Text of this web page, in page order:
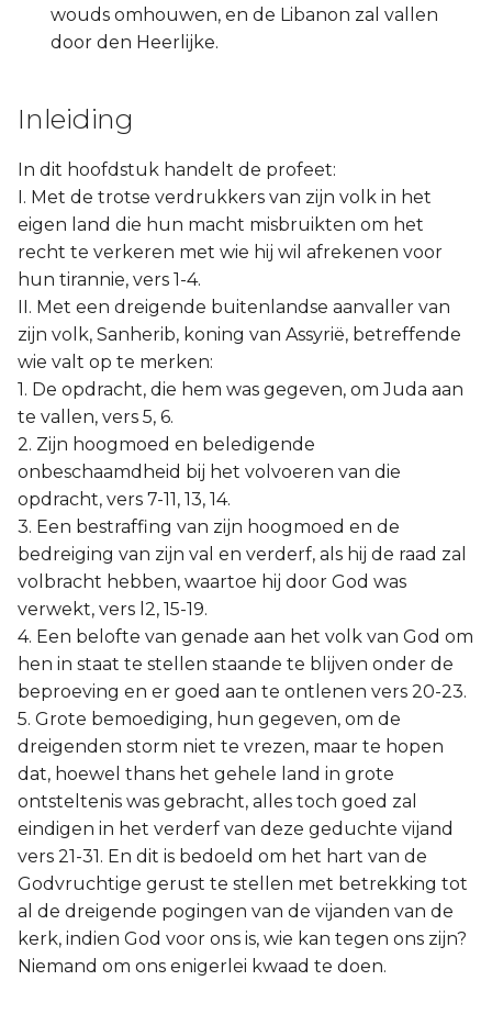
wouds omhouwen, en de Libanon zal vallen
door den Heerlijke.
Inleiding
In dit hoofdstuk handelt de profeet:
I. Met de trotse verdrukkers van zijn volk in het
eigen land die hun macht misbruikten om het
recht te verkeren met wie hij wil afrekenen voor
hun tirannie, vers 1-4.
II. Met een dreigende buitenlandse aanvaller van
zijn volk, Sanherib, koning van Assyrië, betreffende
wie valt op te merken:
1. De opdracht, die hem was gegeven, om Juda aan
te vallen, vers 5, 6.
2. Zijn hoogmoed en beledigende
onbeschaamdheid bij het volvoeren van die
opdracht, vers 7-11, 13, 14.
3. Een bestraffing van zijn hoogmoed en de
bedreiging van zijn val en verderf, als hij de raad zal
volbracht hebben, waartoe hij door God was
verwekt, vers l2, 15-19.
4. Een belofte van genade aan het volk van God om
hen in staat te stellen staande te blijven onder de
beproeving en er goed aan te ontlenen vers 20-23.
5. Grote bemoediging, hun gegeven, om de
dreigenden storm niet te vrezen, maar te hopen
dat, hoewel thans het gehele land in grote
ontsteltenis was gebracht, alles toch goed zal
eindigen in het verderf van deze geduchte vijand
vers 21-31. En dit is bedoeld om het hart van de
Godvruchtige gerust te stellen met betrekking tot
al de dreigende pogingen van de vijanden van de
kerk, indien God voor ons is, wie kan tegen ons zijn?
Niemand om ons enigerlei kwaad te doen.